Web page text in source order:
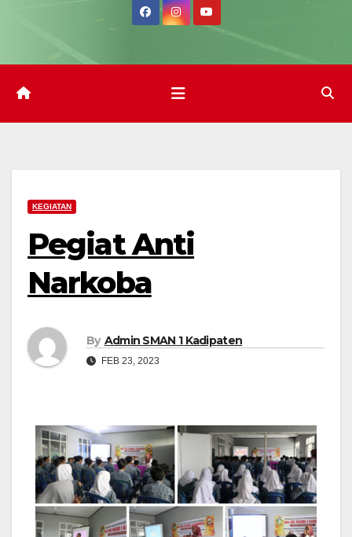
KEGIATAN
Pegiat Anti
Narkoba
By Admin SMAN 1 Kadipaten
FEB 23, 2023